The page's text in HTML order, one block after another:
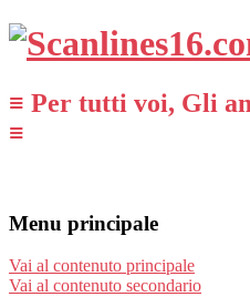
≡ Per tutti voi, Gli
≡
Menu principale
Vai al contenuto principale
Vai al contenuto secondario